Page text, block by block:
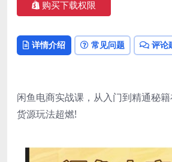
购买下载权限
详情介绍 常见问题 评论
闲鱼电商实战课，从入门到精通秘
货源玩法超燃!